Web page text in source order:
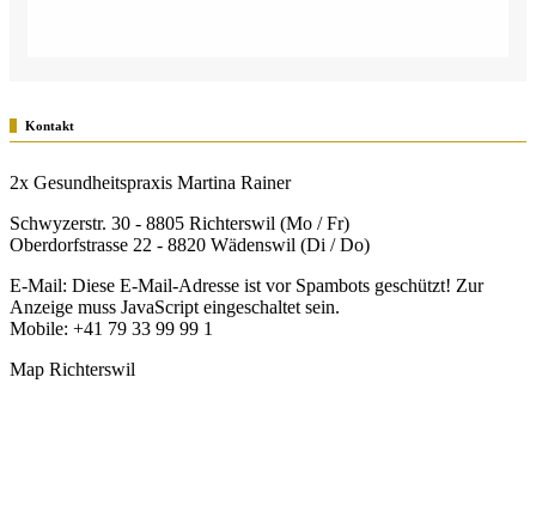
Kontakt
2x Gesundheitspraxis Martina Rainer
Schwyzerstr. 30 - 8805 Richterswil (Mo / Fr)
Oberdorfstrasse 22 - 8820 Wädenswil (Di / Do)
E-Mail: Diese E-Mail-Adresse ist vor Spambots geschützt! Zur
Anzeige muss JavaScript eingeschaltet sein.
Mobile: +41 79 33 99 99 1
Map Richterswil